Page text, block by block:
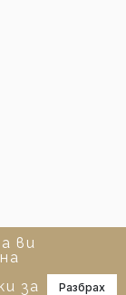
ви
за
Разбрах